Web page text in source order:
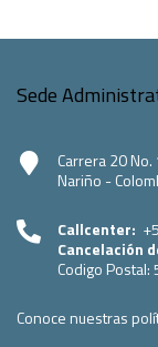
Sede
Carrera 20
Nariño -
Callcenter:
Cancelación
Codigo Postal:
Conoce nuestras